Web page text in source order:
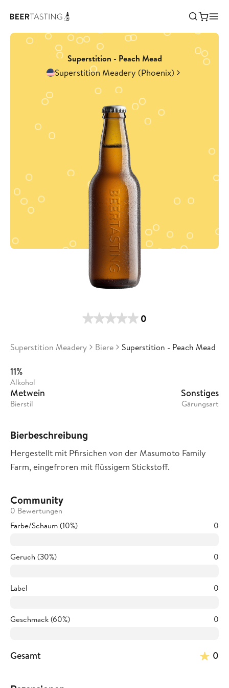
Superstition - Peach Mead
Superstition Meadery (Phoenix)
0
Superstition Meadery Biere Superstition - Peach Mead
11%
Alkohol
Metwein
Bierstil
Sonstiges
Gärungsart
Bierbeschreibung
Hergestellt mit Pfirsichen von der Masumoto Family
Farm, eingefroren mit flüssigem Stickstoff.
Community
0 Bewertungen
Farbe/Schaum (10%)
0
Geruch (30%) 0
Label 0
Geschmack (60%) 0
Gesamt 0